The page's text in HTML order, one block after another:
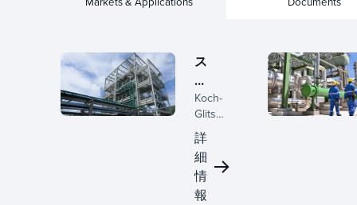
ス
ペ
シ
ャ
リ
テ
ィ
ケ
Koch-
Glitsch
は、特
殊化学
処理の
ための
高度な
詳
細
情
報